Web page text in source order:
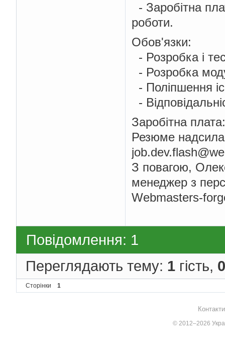
- Заробітна
роботи.
Обов'язки:
- Розробка і
- Розробка
- Поліпшення
-
Заробітна
Резюме
З повагою,
менеджер з
Webmasters-
Повідомлення: 1
Переглядають тему: 1 гість, 0
Сторінки 1
© 2012–2026